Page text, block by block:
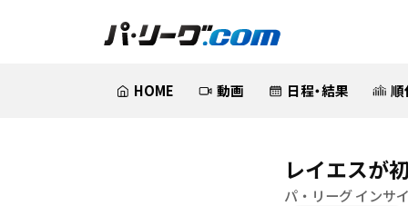
HOME 動画 日程・結果 順
レイエスが
パ・リーグ インサ